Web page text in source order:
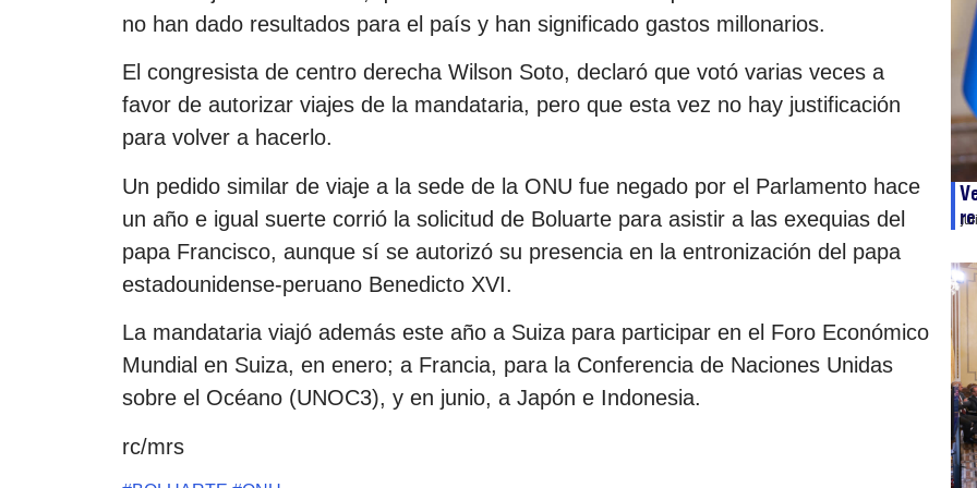
no han dado resultados para el país y han significado gastos millonarios.
El congresista de centro derecha Wilson Soto, declaró que votó varias veces a
favor de autorizar viajes de la mandataria, pero que esta vez no hay justificación
para volver a hacerlo.
Un pedido similar de viaje a la sede de la ONU fue negado por el Parlamento hace
un año e igual suerte corrió la solicitud de Boluarte para asistir a las exequias del
papa Francisco, aunque sí se autorizó su presencia en la entronización del papa
estadounidense-peruano Benedicto XVI.
La mandataria viajó además este año a Suiza para participar en el Foro Económico
Mundial en Suiza, en enero; a Francia, para la Conferencia de Naciones Unidas
sobre el Océano (UNOC3), y en junio, a Japón e Indonesia.
rc/mrs